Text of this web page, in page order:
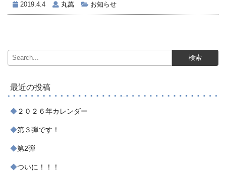
2019.4.4 丸萬 お知らせ
最近の投稿
２０２６年カレンダー
第３弾です！
第2弾
ついに！！！